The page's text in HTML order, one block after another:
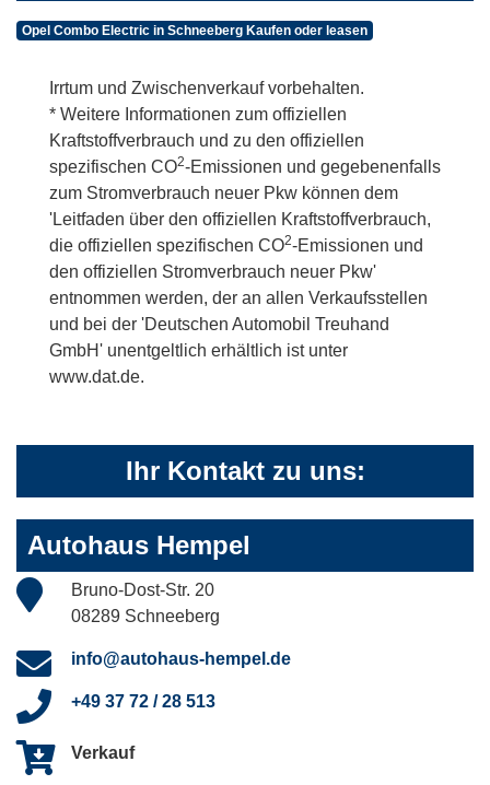
Opel Combo Electric in Schneeberg Kaufen oder leasen
Irrtum und Zwischenverkauf vorbehalten.
* Weitere Informationen zum offiziellen
Kraftstoffverbrauch und zu den offiziellen
spezifischen CO2-Emissionen und gegebenenfalls
zum Stromverbrauch neuer Pkw können dem
'Leitfaden über den offiziellen Kraftstoffverbrauch,
die offiziellen spezifischen CO2-Emissionen und
den offiziellen Stromverbrauch neuer Pkw'
entnommen werden, der an allen Verkaufsstellen
und bei der 'Deutschen Automobil Treuhand
GmbH' unentgeltlich erhältlich ist unter
www.dat.de.
Ihr Kontakt zu uns:
Autohaus Hempel
Bruno-Dost-Str. 20
08289 Schneeberg
info@autohaus-hempel.de
+49 37 72 / 28 513
Verkauf